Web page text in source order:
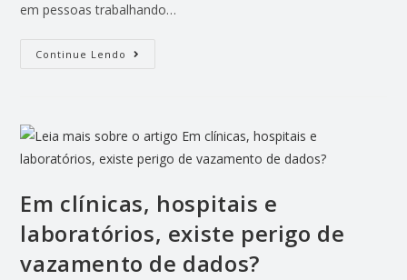
em pessoas trabalhando…
Continue Lendo
Em clínicas, hospitais e
laboratórios, existe perigo de
vazamento de dados?